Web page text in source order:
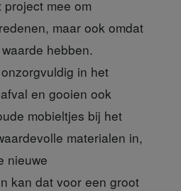
project mee om
maar ook omdat
hebben.
in het
en gooien ook
mobieltjes bij het
materialen in,
nieuwe
kan dat voor een groot